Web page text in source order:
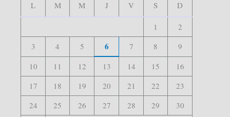
L M M J V S D
1
2
3
4 5 6 7 8
9
10
11 12 13 14 15
16
17
18 19 20 21 22
23
24
25 26 27 28 29
30